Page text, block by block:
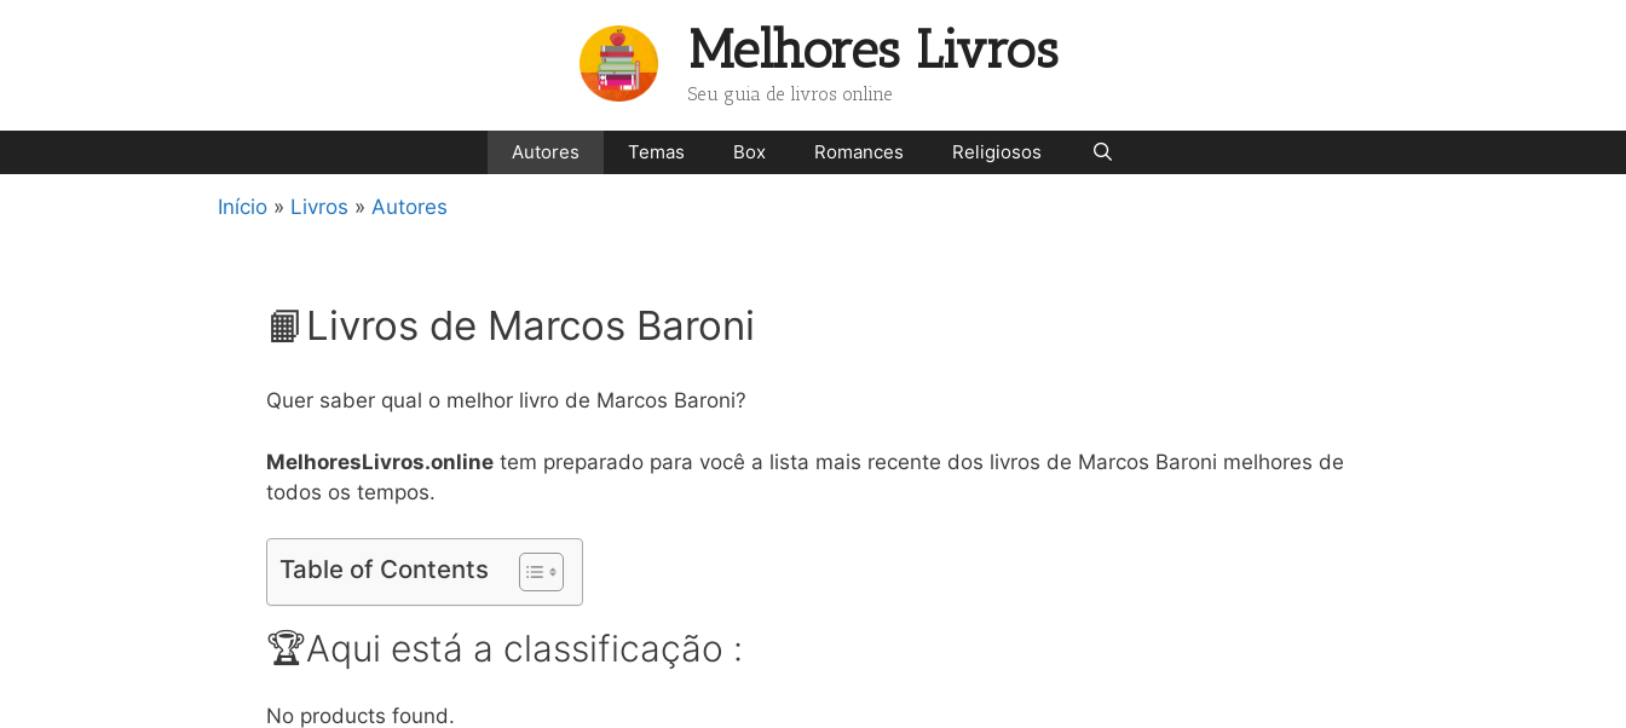
Melhores Livros
Seu guia de livros online
Autores Temas Box Romances Religiosos
Início» Livros » Autores
📙Livros de Marcos Baroni
Quer saber qual o melhor livro de Marcos Baroni?
MelhoresLivros.onlinetem preparado para você a lista mais recente dos livros de Marcos Baroni melhores de
todos os tempos.
Table of Contents
🏆Aqui está a classificação :
No products found.